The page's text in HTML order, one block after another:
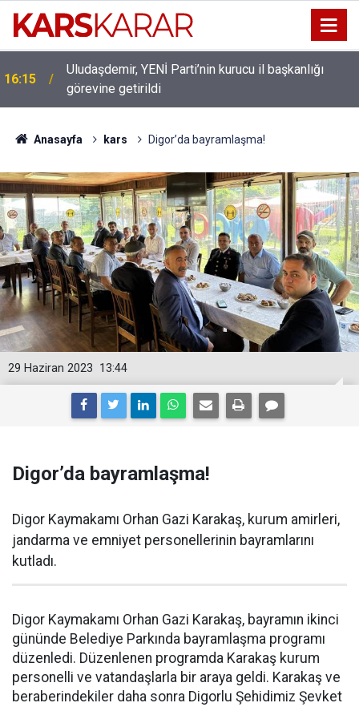
16:15
Uludaşdemir, YENİ Parti’nin kurucu il başkanlığı
görevine getirildi
Anasayfa kars Digor’da bayramlaşma!
13:44
29 Haziran 2023
Digor’da bayramlaşma!
Digor Kaymakamı Orhan Gazi Karakaş, kurum amirleri,
jandarma ve emniyet personellerinin bayramlarını
kutladı.
Digor Kaymakamı Orhan Gazi Karakaş, bayramın ikinci
gününde Belediye Parkında bayramlaşma programı
düzenledi. Düzenlenen programda Karakaş kurum
personelli ve vatandaşlarla bir araya geldi. Karakaş ve
beraberindekiler daha sonra Digorlu Şehidimiz Şevket